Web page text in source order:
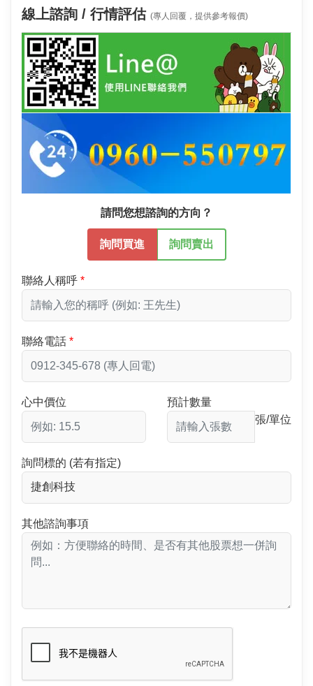
線上諮詢 / 行情評估 (專人回覆，提供參考報價)
請問您想諮詢的方向？
詢問買進 詢問賣出
聯絡人稱呼
聯絡電話
心中價位
預計數量
張/單位
詢問標的 (若有指定)
其他諮詢事項